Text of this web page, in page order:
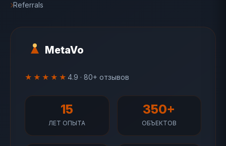
MetaVo
★★★★★ 4.9 · 80+ отзывов
15
ЛЕТ ОПЫТА
350+
ОБЪЕКТОВ
Referrals